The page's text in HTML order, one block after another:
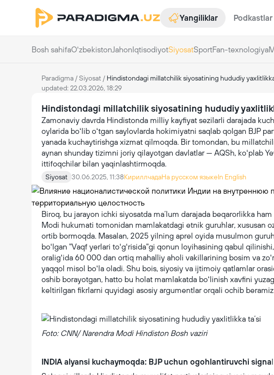
Yangiliklar Podkastlar
Bosh sahifaOʻzbekistonJahonIqtisodiyotSiyosatSportFan-texnologiya
Paradigma /Siyosat / Hindistondagi millatchilik siyosatining hududiy yaxlitlikka
updated: 22.03.2026, 18:29
Hindistondagi millatchilik siyosatining hududiy
Zamonaviy davrda Hindistonda milliy kayfiyat sezilarli darajada
oylarida boʻlib oʻtgan saylovlarda hokimiyatni saqlab qolgan BJP
yanada kuchaytirishga xizmat qilmoqda. Bir tomondan, bu
aynan shunday tizimni joriy qilayotgan davlatlar — AQSh, koʻplab
ittifoqchilar bilan yaqinlashtirmoqda.
Siyosat 30.06.2025, 11:38КириллчадаНа русском языкеIn English
Biroq, bu jarayon ichki siyosatda maʼlum darajada beqarorlikka
Modi hukumati tomonidan mamlakatdagi etnik guruhlar, xususan
ortib bormoqda. Masalan, 2025 yilning aprel oyida musulmon
boʻlgan "Vaqf yerlari toʻgʻrisida"gi qonun loyihasining qabul
oraligʻida 60 000 dan ortiq mahalliy aholi vakillarining bosim va
yaqqol misol boʻla oladi. Shu bois, siyosiy va ijtimoiy qatlamlar
oshib borayotgan, hatto bu holat mamlakatda boʻlinish xavfini
keltirilgan fikrlarni quyidagi asosiy argumentlar orqali ochib
Foto: CNN/ Narendra Modi Hindiston Bosh vaziri
INDIA alyansi kuchaymoqda: BJP uchun ogohlantiruvchi signal